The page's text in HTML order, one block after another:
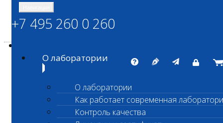
ШАНС БИО
Независимая ветеринарная лаборатория
+7 495 260 0 260
О лаборатории
О лаборатории
Как работает современная
Контроль качества